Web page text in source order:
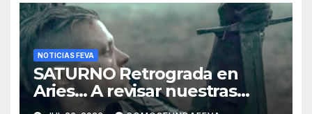
NOTICIAS FEVA
SATURNO Retrograda en
Aries… A revisar nuestras
acciones pasadas y pensar